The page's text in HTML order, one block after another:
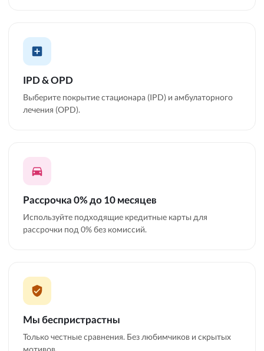
IPD & OPD
Выберите покрытие стационара (IPD) и амбулаторного
лечения (OPD).
Рассрочка 0% до 10 месяцев
Используйте подходящие кредитные карты для
рассрочки под 0% без комиссий.
Мы беспристрастны
Только честные сравнения. Без любимчиков и скрытых